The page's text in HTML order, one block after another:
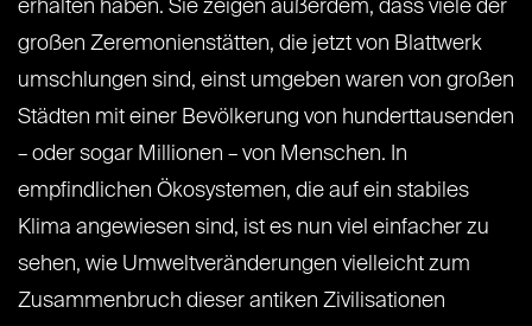
erhalten haben. Sie zeigen außerdem, dass viele der
großen Zeremonienstätten, die jetzt von Blattwerk
umschlungen sind, einst umgeben waren von großen
Städten mit einer Bevölkerung von hunderttausenden
– oder sogar Millionen – von Menschen. In
empfindlichen Ökosystemen, die auf ein stabiles
Klima angewiesen sind, ist es nun viel einfacher zu
sehen, wie Umweltveränderungen vielleicht zum
Zusammenbruch dieser antiken Zivilisationen